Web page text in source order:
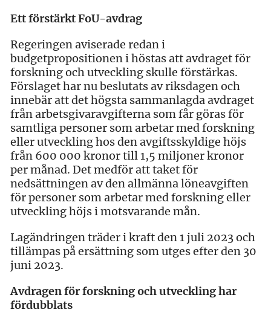
Ett förstärkt FoU-avdrag
Regeringen aviserade redan i
budgetpropositionen i höstas att avdraget för
forskning och utveckling skulle förstärkas.
Förslaget har nu beslutats av riksdagen och
innebär att det högsta sammanlagda avdraget
från arbetsgivaravgifterna som får göras för
samtliga personer som arbetar med forskning
eller utveckling hos den avgiftsskyldige höjs
från 600 000 kronor till 1,5 miljoner kronor
per månad. Det medför att taket för
nedsättningen av den allmänna löneavgiften
för personer som arbetar med forskning eller
utveckling höjs i motsvarande mån.
Lagändringen träder i kraft den 1 juli 2023 och
tillämpas på ersättning som utges efter den 30
juni 2023.
Avdragen för forskning och utveckling har
fördubblats